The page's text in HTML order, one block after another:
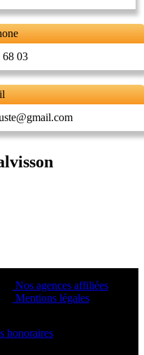
68 03
Nos agences affiliées
Mentions légales
honoraires